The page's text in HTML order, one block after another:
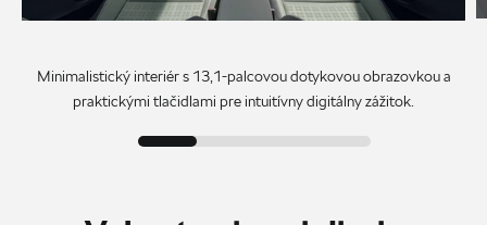
Minimalistický interiér s 13,1-palcovou dotykovou obrazovkou a
praktickými tlačidlami pre intuitívny digitálny zážitok.